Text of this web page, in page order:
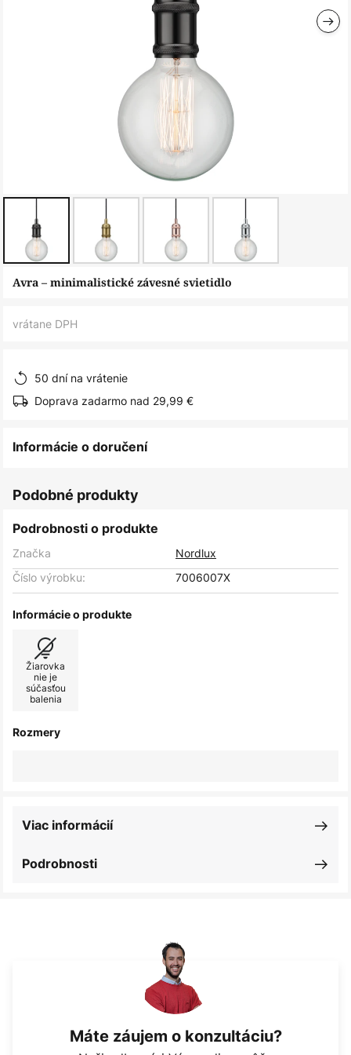
Preskočiť
Avra – minimalistické závesné svietidlo
vrátane DPH
50 dní na vrátenie
Doprava zadarmo nad 29,99 €
Informácie o doručení
Podobné produkty
Podrobnosti o produkte
Značka
Nordlux
Číslo výrobku:
7006007X
Informácie o produkte
Žiarovka
nie je
súčasťou
balenia
Rozmery
Podrobnosti
Viac informácií
Máte záujem o konzultáciu?